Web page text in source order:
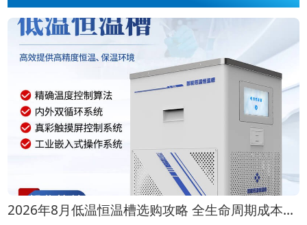
2026年8月低温恒温槽选购攻略 全生命周期成本对比